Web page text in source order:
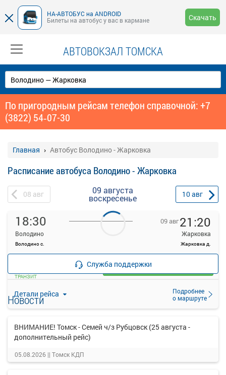
НА-АВТОБУС на ANDROID
Билеты на автобус у вас в кармане
Скачать
АВТОВОКЗАЛ ТОМСКА
По пригородным рейсам телефон справочной: +7
(3822) 54‑07-30
Главная Автобус Володино - Жарковка
Расписание автобуса Володино - Жарковка
08 авг 09 августа
воскресенье 10авг
18:30
Володино
Володино с.
09 авг21:20
Жарковка
Жарковка д.
Детали рейса
Подробнее
о маршруте
—
ТРАНЗИТ
Загрузить цену
Служба поддержки
Новости
ВНИМАНИЕ! Томск - Семей ч/з Рубцовск (25 августа -
дополнительный рейс)
05.08.2026 || Томск КДП